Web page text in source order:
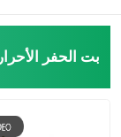
بت الحفر الأحرار